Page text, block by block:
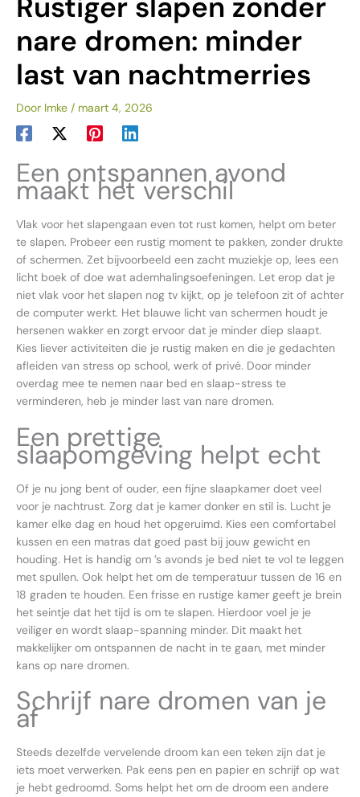
nare dromen: minder
last van nachtmerries
Door Imke / maart 4, 2026
Een ontspannen avond
maakt het verschil
Vlak voor het slapengaan even tot rust komen, helpt om beter
te slapen. Probeer een rustig moment te pakken, zonder drukte
of schermen. Zet bijvoorbeeld een zacht muziekje op, lees een
licht boek of doe wat ademhalingsoefeningen. Let erop dat je
niet vlak voor het slapen nog tv kijkt, op je telefoon zit of achter
de computer werkt. Het blauwe licht van schermen houdt je
hersenen wakker en zorgt ervoor dat je minder diep slaapt.
Kies liever activiteiten die je rustig maken en die je gedachten
afleiden van stress op school, werk of privé. Door minder
overdag mee te nemen naar bed en slaap-stress te
verminderen, heb je minder last van nare dromen.
Een prettige
slaapomgeving helpt echt
Of je nu jong bent of ouder, een fijne slaapkamer doet veel
voor je nachtrust. Zorg dat je kamer donker en stil is. Lucht je
kamer elke dag en houd het opgeruimd. Kies een comfortabel
kussen en een matras dat goed past bij jouw gewicht en
houding. Het is handig om ’s avonds je bed niet te vol te leggen
met spullen. Ook helpt het om de temperatuur tussen de 16 en
18 graden te houden. Een frisse en rustige kamer geeft je brein
het seintje dat het tijd is om te slapen. Hierdoor voel je je
veiliger en wordt slaap-spanning minder. Dit maakt het
makkelijker om ontspannen de nacht in te gaan, met minder
kans op nare dromen.
Schrijf nare dromen van je
af
Steeds dezelfde vervelende droom kan een teken zijn dat je
iets moet verwerken. Pak eens pen en papier en schrijf op wat
je hebt gedroomd. Soms helpt het om de droom een andere